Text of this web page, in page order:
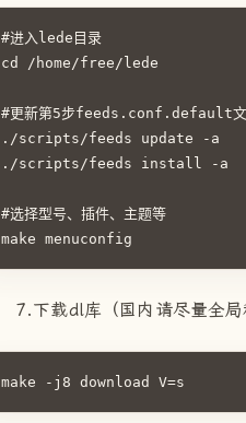
#进入lede目录
cd /home/free/lede
#更新第5步feeds.conf.default文
./scripts/feeds update -a
./scripts/feeds install -a
#选择型号、插件、主题等
make menuconfig
7.下载dl库（国内请尽量全局
make -j8 download V=s